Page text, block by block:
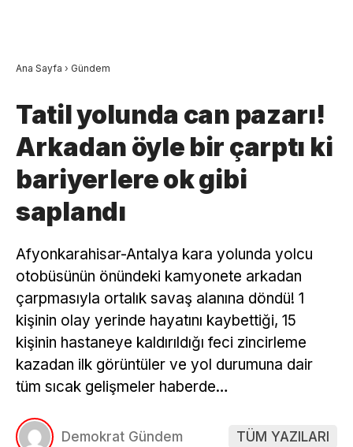
Ana Sayfa › Gündem
Tatil yolunda can pazarı!
Arkadan öyle bir çarptı ki
bariyerlere ok gibi
saplandı
Afyonkarahisar-Antalya kara yolunda yolcu
otobüsünün önündeki kamyonete arkadan
çarpmasıyla ortalık savaş alanına döndü! 1
kişinin olay yerinde hayatını kaybettiği, 15
kişinin hastaneye kaldırıldığı feci zincirleme
kazadan ilk görüntüler ve yol durumuna dair
tüm sıcak gelişmeler haberde…
Demokrat Gündem TÜM YAZILARI